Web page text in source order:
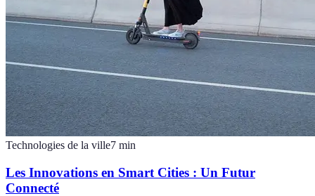
Technologies de la ville7 min
Les Innovations en Smart Cities : Un Futur
Connecté